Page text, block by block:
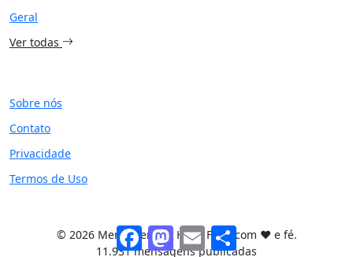
Geral
Ver todas
Sobre nós
Contato
Privacidade
Termos de Uso
© 2026 Mensagem de Hoje. Feito com ❤️ e fé.
11.931 mensagens publicadas
FacebookMastodon
EmailShare